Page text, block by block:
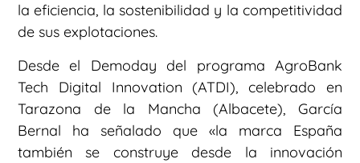
la eficiencia, la sostenibilidad y la competitividad
de sus explotaciones.
Desde el Demoday del programa AgroBank
Tech Digital Innovation (ATDI), celebrado en
Tarazona de la Mancha (Albacete), García
Bernal ha señalado que «la marca España
también se construye desde la innovación